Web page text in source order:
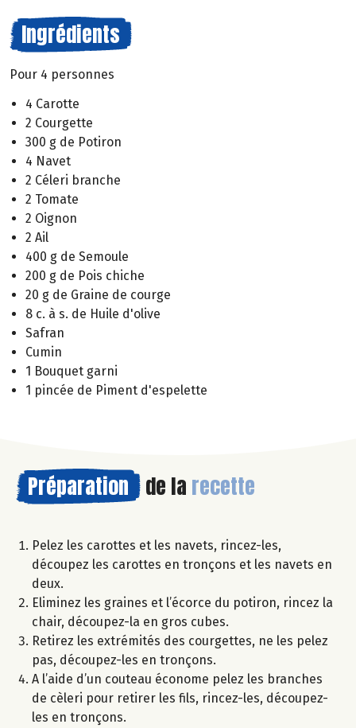
Ingrédients
Pour 4 personnes
4 Carotte
2 Courgette
300 g de Potiron
4 Navet
2 Céleri branche
2 Tomate
2 Oignon
2 Ail
400 g de Semoule
200 g de Pois chiche
20 g de Graine de courge
8 c. à s. de Huile d'olive
Safran
Cumin
1 Bouquet garni
1 pincée de Piment d'espelette
Préparation de la recette
Pelez les carottes et les navets, rincez-les,
découpez les carottes en tronçons et les navets en
deux.
Eliminez les graines et l’écorce du potiron, rincez la
chair, découpez-la en gros cubes.
Retirez les extrémités des courgettes, ne les pelez
pas, découpez-les en tronçons.
A l’aide d’un couteau économe pelez les branches
de cèleri pour retirer les fils, rincez-les, découpez-
les en tronçons.